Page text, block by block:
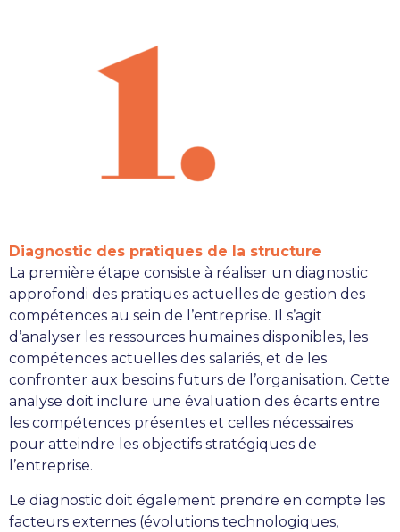
Diagnostic des pratiques de la structure
La première étape consiste à réaliser un diagnostic
approfondi des pratiques actuelles de gestion des
compétences au sein de l’entreprise. Il s’agit
d’analyser les ressources humaines disponibles, les
compétences actuelles des salariés, et de les
confronter aux besoins futurs de l’organisation. Cette
analyse doit inclure une évaluation des écarts entre
les compétences présentes et celles nécessaires
pour atteindre les objectifs stratégiques de
l’entreprise.
Le diagnostic doit également prendre en compte les
facteurs externes (évolutions technologiques,